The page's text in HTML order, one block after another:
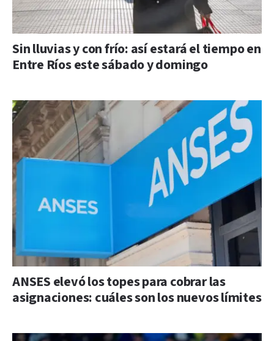
Sin lluvias y con frío: así estará el tiempo en
Entre Ríos este sábado y domingo
ANSES elevó los topes para cobrar las
asignaciones: cuáles son los nuevos límites